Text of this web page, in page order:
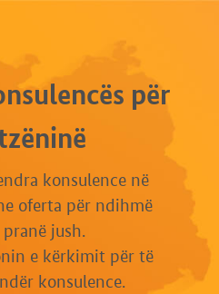
për
konsulence në
oferta për ndihmë
jush.
e kërkimit për të
konsulence.